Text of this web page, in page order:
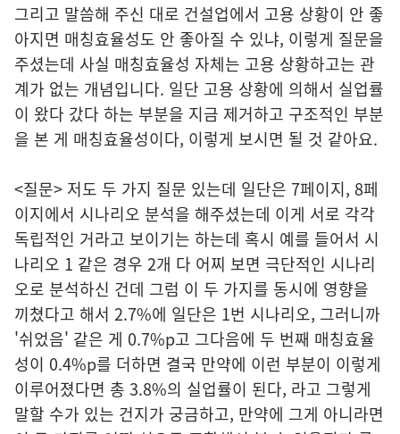
그리고 말씀해 주신 대로 건설업에서 고용 상황이 안 좋
아지면 매칭효율성도 안 좋아질 수 있냐, 이렇게 질문을
주셨는데 사실 매칭효율성 자체는 고용 상황하고는 관
계가 없는 개념입니다. 일단 고용 상황에 의해서 실업률
이 왔다 갔다 하는 부분을 지금 제거하고 구조적인 부분
을 본 게 매칭효율성이다, 이렇게 보시면 될 것 같아요.
<질문> 저도 두 가지 질문 있는데 일단은 7페이지, 8페
이지에서 시나리오 분석을 해주셨는데 이게 서로 각각
독립적인 거라고 보이기는 하는데 혹시 예를 들어서 시
나리오 1 같은 경우 2개 다 어찌 보면 극단적인 시나리
오로 분석하신 건데 그럼 이 두 가지를 동시에 영향을
끼쳤다고 해서 2.7%에 일단은 1번 시나리오, 그러니까
'쉬었음' 같은 게 0.7%p고 그다음에 두 번째 매칭효율
성이 0.4%p를 더하면 결국 만약에 이런 부분이 이렇게
이루어졌다면 총 3.8%의 실업률이 된다, 라고 그렇게
말할 수가 있는 건지가 궁금하고, 만약에 그게 아니라면